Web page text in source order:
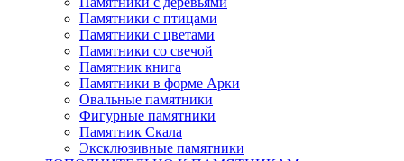
Памятники с птицами
Памятники с цветами
Памятники со свечой
Памятник книга
Памятники в форме Арки
Овальные памятники
Фигурные памятники
Памятник Скала
Эксклюзивные памятники